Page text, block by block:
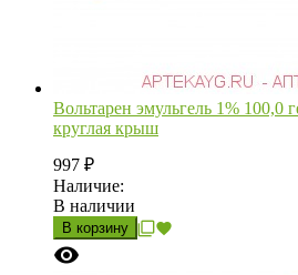
Вольтарен эмульгель 1% 100,0
круглая крыш
997 ₽
Наличие:
В наличии
В корзину